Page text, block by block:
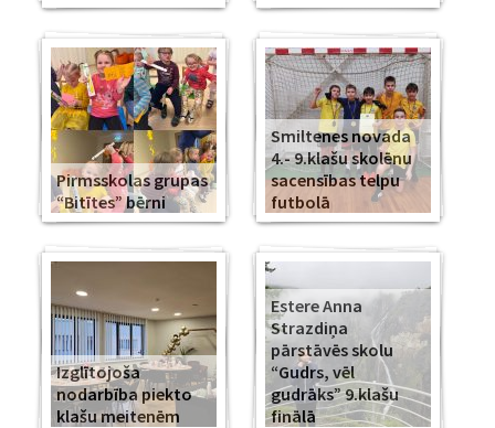
Pirmsskolas grupas
“Bitītes” bērni
Smiltenes novada
4.- 9.klašu skolēnu
sacensības telpu
futbolā
Izglītojoša
nodarbība piekto
klašu meitenēm
Estere Anna
Strazdiņa
pārstāvēs skolu
“Gudrs, vēl
gudrāks” 9.klašu
finālā